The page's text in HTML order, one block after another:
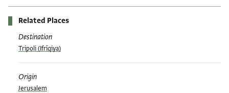
Related Places
Destination
Tripoli (Ifrīqiya)
Origin
Jerusalem